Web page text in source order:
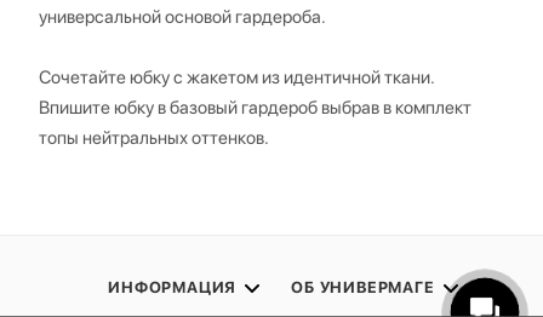
универсальной основой гардероба.
Сочетайте юбку с жакетом из идентичной ткани.
Впишите юбку в базовый гардероб выбрав в комплект
топы нейтральных оттенков.
ИНФОРМАЦИЯ ОБ УНИВЕРМАГЕ